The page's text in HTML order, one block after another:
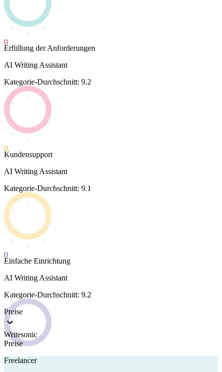
0
Erfüllung der Anforderungen
AI Writing Assistant
Kategorie-Durchschnitt: 9.2
0
Kundensupport
AI Writing Assistant
Kategorie-Durchschnitt: 9.1
0
Einfache Einrichtung
AI Writing Assistant
Kategorie-Durchschnitt: 9.2
Preise
Writesonic
Preise
Freelancer